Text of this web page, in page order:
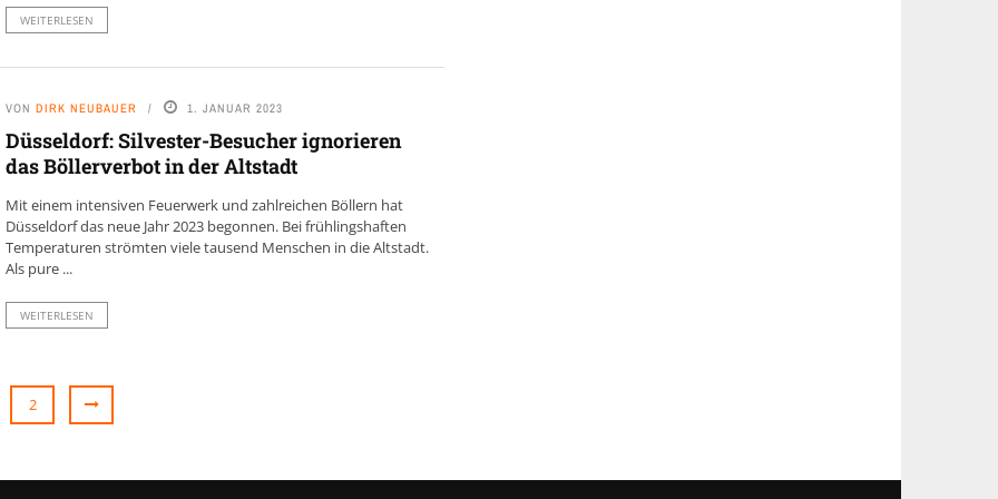
WEITERLESEN
VON DIRK NEUBAUER 1. JANUAR 2023
Düsseldorf: Silvester-Besucher ignorieren
das Böllerverbot in der Altstadt
Mit einem intensiven Feuerwerk und zahlreichen Böllern hat
Düsseldorf das neue Jahr 2023 begonnen. Bei frühlingshaften
Temperaturen strömten viele tausend Menschen in die Altstadt.
Als pure ...
WEITERLESEN
2